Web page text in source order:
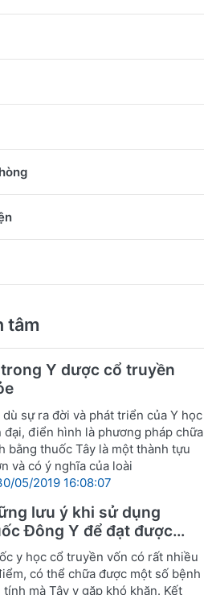
tâm
Y dược cổ truyền
dù sự ra đời và phát triển của Y học
đại, điển hình là phương pháp chữa
bằng thuốc Tây là một thành tựu
và có ý nghĩa của loài
05/2019 16:08:07
lưu ý khi sử dụng
Đông Y để đạt được
quả tốt nhất
y học cổ truyền vốn có rất nhiều
có thể chữa được một số bệnh
tính mà Tây y gặp khó khăn. Kết